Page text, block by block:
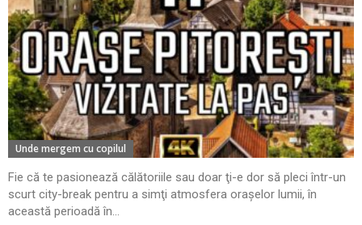
Unde mergem cu copilul
Fie că te pasionează călătoriile sau doar ţi-e dor să pleci într-un
scurt city-break pentru a simţi atmosfera oraşelor lumii, în
această perioadă în...